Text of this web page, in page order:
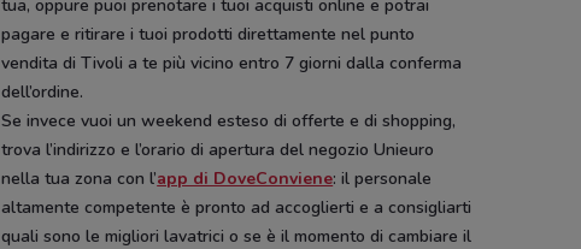
tua, oppure puoi prenotare i tuoi acquisti online e potrai
pagare e ritirare i tuoi prodotti direttamente nel punto
vendita di Tivoli a te più vicino entro 7 giorni dalla conferma
dell’ordine.
Se invece vuoi un weekend esteso di offerte e di shopping,
trova l’indirizzo e l’orario di apertura del negozio Unieuro
nella tua zona con l’app di DoveConviene: il personale
altamente competente è pronto ad accoglierti e a consigliarti
quali sono le migliori lavatrici o se è il momento di cambiare il